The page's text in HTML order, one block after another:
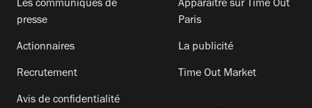
Les communiqués de
presse
Actionnaires
Recrutement
Avis de confidentialité
Apparaitre sur Time Out
Paris
La publicité
Time Out Market